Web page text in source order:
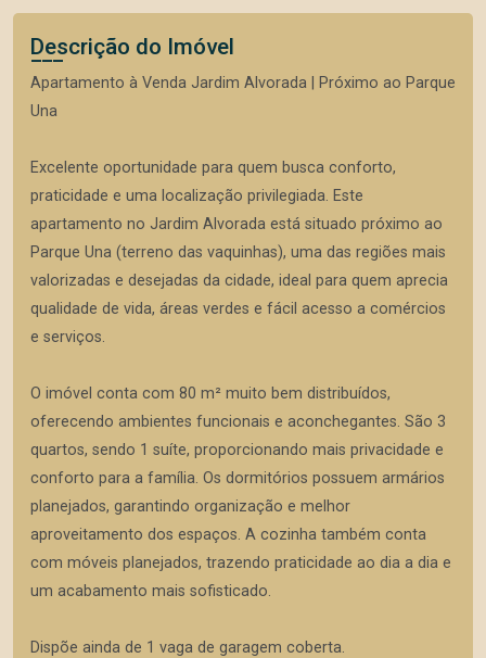
Descrição do Imóvel
Apartamento à Venda Jardim Alvorada | Próximo ao Parque
Una
Excelente oportunidade para quem busca conforto,
praticidade e uma localização privilegiada. Este
apartamento no Jardim Alvorada está situado próximo ao
Parque Una (terreno das vaquinhas), uma das regiões mais
valorizadas e desejadas da cidade, ideal para quem aprecia
qualidade de vida, áreas verdes e fácil acesso a comércios
e serviços.
O imóvel conta com 80 m² muito bem distribuídos,
oferecendo ambientes funcionais e aconchegantes. São 3
quartos, sendo 1 suíte, proporcionando mais privacidade e
conforto para a família. Os dormitórios possuem armários
planejados, garantindo organização e melhor
aproveitamento dos espaços. A cozinha também conta
com móveis planejados, trazendo praticidade ao dia a dia e
um acabamento mais sofisticado.
Dispõe ainda de 1 vaga de garagem coberta.